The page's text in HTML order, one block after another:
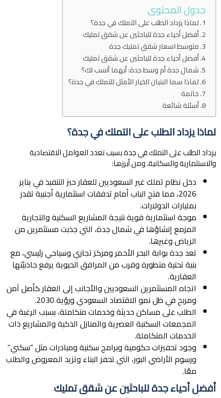
جدول المحتوى
لماذا يزداد الطلب على التملك في جدة؟
أفضل أحياء جدة للباحثين عن شقق تمليك
متوسط اسعار شقق تمليك جدة
أفضل أحياء جدة للباحثين عن شقق تمليك
شمال جدة أم وسط جدة: أيهما أنسب لك؟
لماذا سما البنيان الخيار الأمثل للتملك في جدة؟
خاتمة
أسئلة شائعة
لماذا يزداد الطلب على التملك في جدة؟
يزداد الطلب على التملك في جدة بسبب تعدد العوامل الاقتصادية
والاستثمارية والسكانية، ومن أبرزها:
دخل نظام تملك غير السعوديين للعقار حيز التنفيذ في يناير
2026، مما فتح الباب أمام تدفقات استثمارية أجنبية تقدر
بمليارات الدولارات.
موجة استثمارية قوية نتيجة المشاريع السكنية والتجارية
المزمع إنشاؤها في شمال جدة، التي جذبت مستثمرين من
الرياض وغيرها.
تعد جدة بوابة البحر الأحمر ومركز تجاري وسياحي رئيسي، مع
بنية تحتية متطورة وقرب من المرافق الحيوية يرفع جاذبيّتها
العقارية.
اتجاه المستثمرين السعوديين والأجانب إلى العقار كأصل آمن
ومربح في ظل نمو الاقتصاد السعودي ورؤية 2030.
الطلب على مساكن حديثة وخدمات متكاملة، بسبب الرغبة في
المجمعات السكنية العصرية والمنازل الذكية والمشاريع ذات
الخدمات المتكاملة.
وجود تحفيزات حكومية وبرامج سكنية ومبادرات مثل “سكني”
ورسوم الأراضي البور، التي تحفز البناء وتزيد المعروض والطلب
معًا.
أفضل أحياء جدة للباحثين عن شقق تمليك